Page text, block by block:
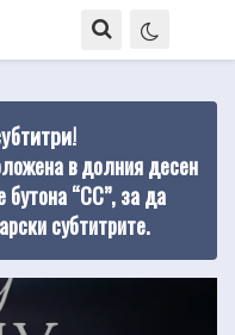
в долния десен
“CC”, за да
субтитрите.